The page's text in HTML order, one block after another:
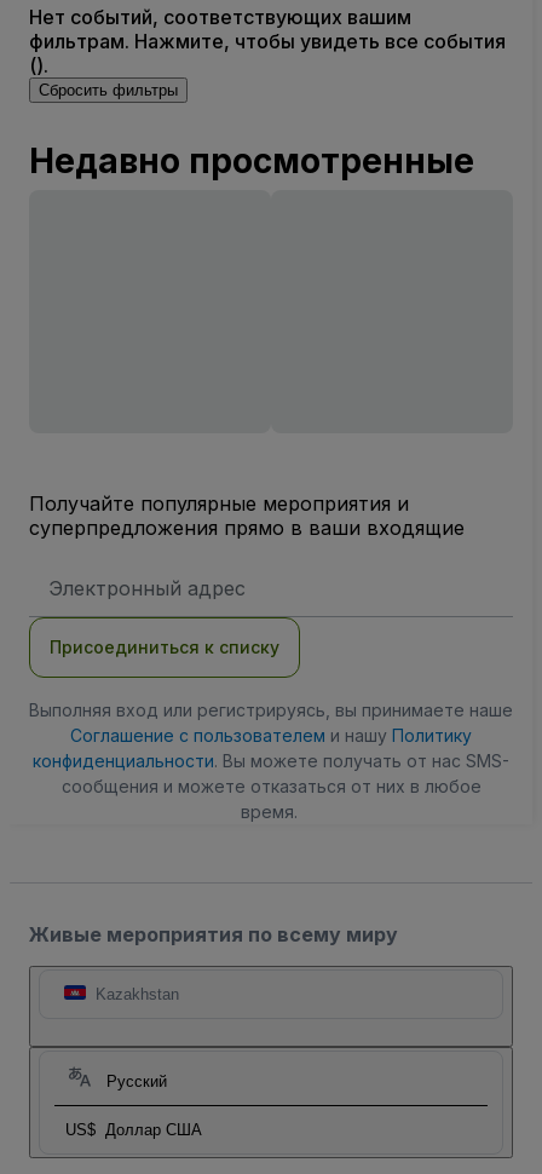
Нет событий, соответствующих вашим
фильтрам. Нажмите, чтобы увидеть все события
().
Сбросить фильтры
Недавно просмотренные
Получайте популярные мероприятия и
суперпредложения прямо в ваши входящие
электронной
Присоединиться к списку
Выполняя вход или регистрируясь, вы принимаете наше
Соглашение с пользователем и нашу Политику
конфиденциальности. Вы можете получать от нас SMS-
сообщения и можете отказаться от них в любое
время.
Живые мероприятия по всему миру
Kazakhstan
Русский
US$ Доллар США